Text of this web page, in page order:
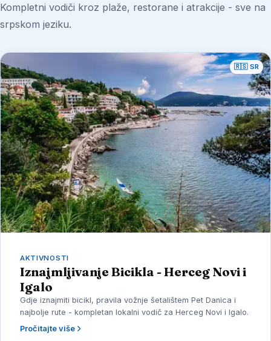
Kompletni vodiči kroz plaže, restorane i atrakcije - sve na
srpskom jeziku.
🇷🇸 SR
AKTIVNOSTI
Iznajmljivanje Bicikla - Herceg Novi i
Igalo
Gdje iznajmiti bicikl, pravila vožnje šetalištem Pet Danica i
najbolje rute - kompletan lokalni vodič za Herceg Novi i Igalo.
Pročitajte više